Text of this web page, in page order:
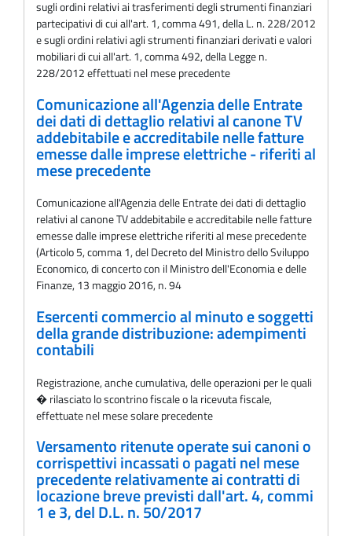
sugli ordini relativi ai trasferimenti degli strumenti finanziari
partecipativi di cui all'art. 1, comma 491, della L. n. 228/2012
e sugli ordini relativi agli strumenti finanziari derivati e valori
mobiliari di cui all'art. 1, comma 492, della Legge n.
228/2012 effettuati nel mese precedente
Comunicazione all'Agenzia delle Entrate
dei dati di dettaglio relativi al canone TV
addebitabile e accreditabile nelle fatture
emesse dalle imprese elettriche - riferiti al
mese precedente
Comunicazione all'Agenzia delle Entrate dei dati di dettaglio
relativi al canone TV addebitabile e accreditabile nelle fatture
emesse dalle imprese elettriche riferiti al mese precedente
(Articolo 5, comma 1, del Decreto del Ministro dello Sviluppo
Economico, di concerto con il Ministro dell'Economia e delle
Finanze, 13 maggio 2016, n. 94
Esercenti commercio al minuto e soggetti
della grande distribuzione: adempimenti
contabili
Registrazione, anche cumulativa, delle operazioni per le quali
� rilasciato lo scontrino fiscale o la ricevuta fiscale,
effettuate nel mese solare precedente
Versamento ritenute operate sui canoni o
corrispettivi incassati o pagati nel mese
precedente relativamente ai contratti di
locazione breve previsti dall'art. 4, commi
1 e 3, del D.L. n. 50/2017